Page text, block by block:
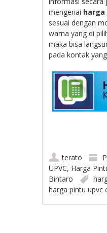
mengenai harga
sesuai dengan
warna yang di
maka bisa
pada kontak
terato
UPVC, Harga
Bintaro
harga pintu upvc